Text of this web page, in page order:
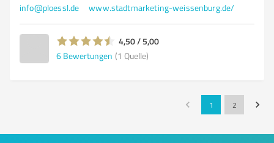
info@ploessl.de www.stadtmarketing-weissenburg.de/
4,50 / 5,00
6 Bewertungen (1 Quelle)
1 2